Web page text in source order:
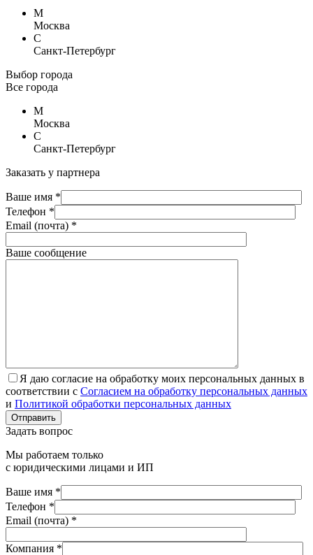
М
Москва
С
Санкт-Петербург
Выбор города
Все города
М
Москва
С
Санкт-Петербург
Заказать у партнера
Ваше имя *
Телефон *
Email (почта) *
Ваше сообщение
Я даю согласие на обработку моих персональных данных в
соответствии с Согласием на обработку персональных данных
и Политикой обработки персональных данных
Отправить
Задать вопрос
Мы работаем только
с юридическими лицами и ИП
Ваше имя *
Телефон *
Email (почта) *
Компания *